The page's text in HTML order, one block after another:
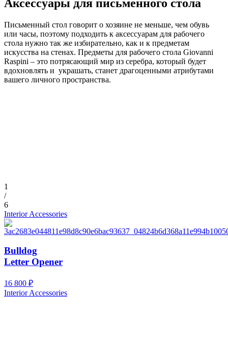
Аксессуары для письменного стола
Письменный стол говорит о хозяине не меньше, чем обувь
или часы, поэтому подходить к аксессуарам для рабочего
стола нужно так же избирательно, как и к предметам
искусства на стенах. Предметы для рабочего стола Giovanni
Raspini – это потрясающий мир из серебра, который будет
вдохновлять и украшать, станет драгоценными атрибутами
вашего личного пространства.
1
/
6
Interior Accessories
Bulldog
Letter Opener
16 800 ₽
Interior Accessories